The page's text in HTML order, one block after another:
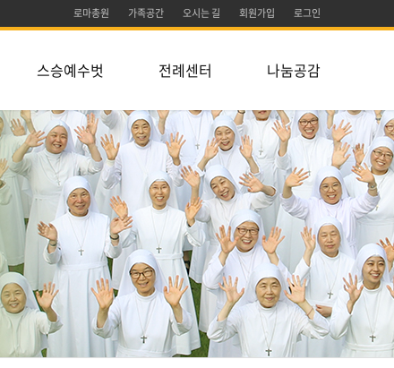
로마총원 가족공간 오시는 길 회원가입 로그인
스승예수벗 전례센터 나눔공감